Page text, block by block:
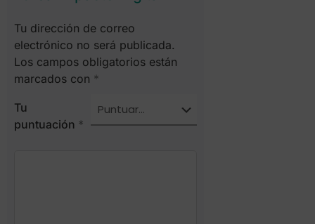
Tu dirección de correo
electrónico no será publicada.
Los campos obligatorios están
marcados con *
Tu
puntuación *